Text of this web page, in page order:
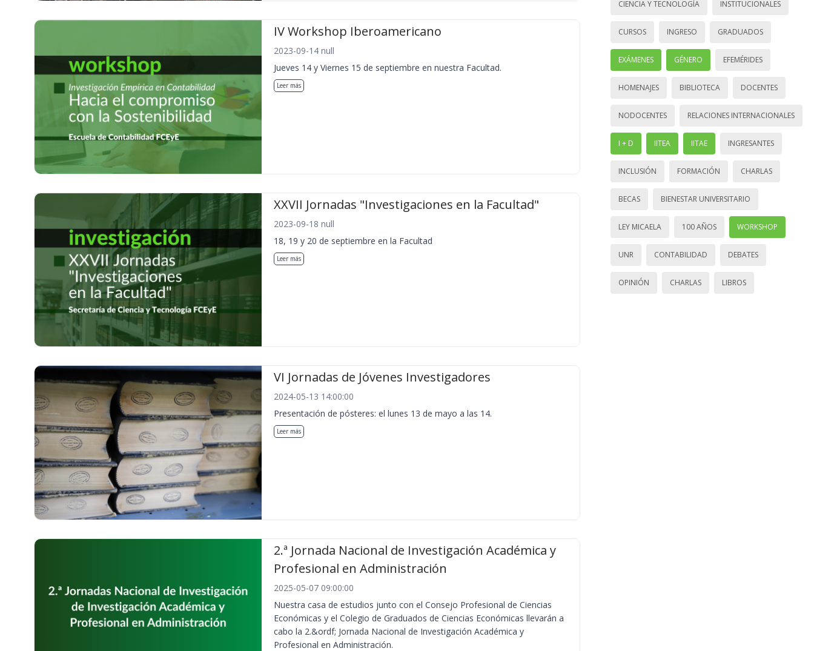
IV Workshop Iberoamericano
2023-09-14 null
Jueves 14 y Viernes 15 de septiembre en nuestra Facultad.
Leer más
XXVII Jornadas "Investigaciones en la Facultad"
2023-09-18 null
18, 19 y 20 de septiembre en la Facultad
Leer más
VI Jornadas de Jóvenes Investigadores
2024-05-13 14:00:00
Presentación de pósteres: el lunes 13 de mayo a las 14.
Leer más
2.ª Jornada Nacional de Investigación Académica y
Profesional en Administración
2025-05-07 09:00:00
Nuestra casa de estudios junto con el Consejo Profesional de Ciencias
Económicas y el Colegio de Graduados de Ciencias Económicas llevarán a
cabo la 2.&ordf; Jornada Nacional de Investigación Académica y
Profesional en Administración.
CIENCIA Y TECNOLOGÍA INSTITUCIONALES
CURSOS INGRESO GRADUADOS
EXÁMENES GÉNERO EFEMÉRIDES
HOMENAJES BIBLIOTECA DOCENTES
NODOCENTES RELACIONES INTERNACIONALES
I + D IITEA IITAE INGRESANTES
INCLUSIÓN FORMACIÓN CHARLAS
BECAS BIENESTAR UNIVERSITARIO
LEY MICAELA 100 AÑOS WORKSHOP
UNR CONTABILIDAD DEBATES
OPINIÓN CHARLAS LIBROS